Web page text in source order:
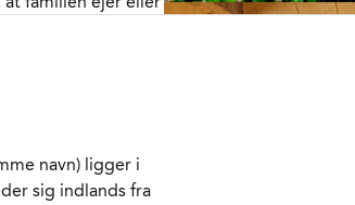
på grund af
særlig subtil
til blåskimmel og
Reynon i
navn) ligger i
sig indlands fra